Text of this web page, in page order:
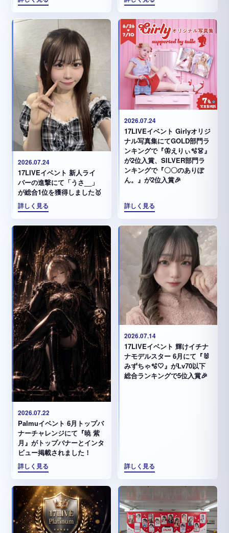
2026.07.24
17LIVEイベント 新人ライ
バーの進撃にて「うさ__」
が総合1位を獲得しました🥇
詳しく見る
2026.07.24
17LIVEイベント Girlyオリジ
ナル写真集にてGOLD部門ラ
ンキングで『🦋えりぃ🫧👗』
が2位入賞、SILVER部門ラ
ンキングで『〇〇のありぽ
ん。』が2位入賞🎉
詳しく見る
2026.07.22
Palmuイベント 6月トップバ
ナーチャレンジにて『暁 紫
月』がトップバナーとインタ
ビュー掲載されました！
詳しく見る
2026.07.14
17LIVEイベント 輝けイチナ
ナモデルスター 6月にて『🐰
みずちゃ️🫧🤍』がLv70以下
総合ランキングで5位入賞🎉
詳しく見る